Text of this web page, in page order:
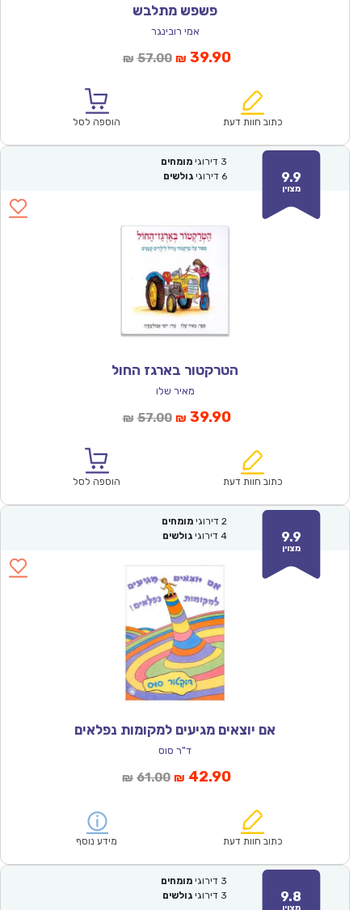
פשפש מתלבש
אמי רובינגר
₪ 57.00המחיר
₪57.00.
₪ 39.90המחיר
הוא:
כתוב חוות דעת הוספה לסל
9.9
מצוין
3 דירוגי מומחים
6 דירוגי גולשים
הטרקטור בארגז החול
מאיר שלו
₪ 57.00המחיר
₪57.00.
₪ 39.90המחיר
הוא:
כתוב חוות דעת הוספה לסל
9.9
מצוין
2 דירוגי מומחים
4 דירוגי גולשים
אם יוצאים מגיעים למקומות נפלאים
ד"ר סוס
₪ 61.00המחיר
₪61.00.
₪ 42.90המחיר
הוא:
כתוב חוות דעת מידע נוסף
9.8
3 דירוגי מומחים
3 דירוגי גולשים